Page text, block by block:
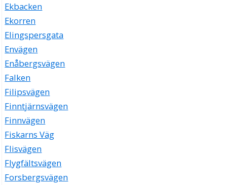
Ekbacken
Ekorren
Elingspersgata
Envägen
Enåbergsvägen
Falken
Filipsvägen
Finntjärnsvägen
Finnvägen
Fiskarns Väg
Flisvägen
Flygfältsvägen
Forsbergsvägen